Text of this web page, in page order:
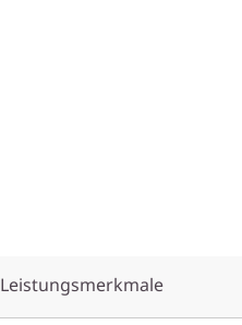
Leistungsmerkmale